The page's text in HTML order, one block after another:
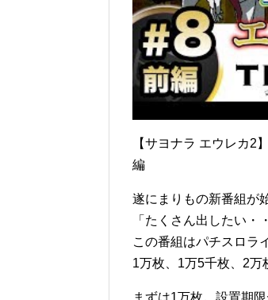
【サヨナラ エウレカ2
編
遂にまりもの新番組が
「たくさん出したい・
この番組はパチスロラ
1万枚、1万5千枚、2万
まずは1万枚。設置期